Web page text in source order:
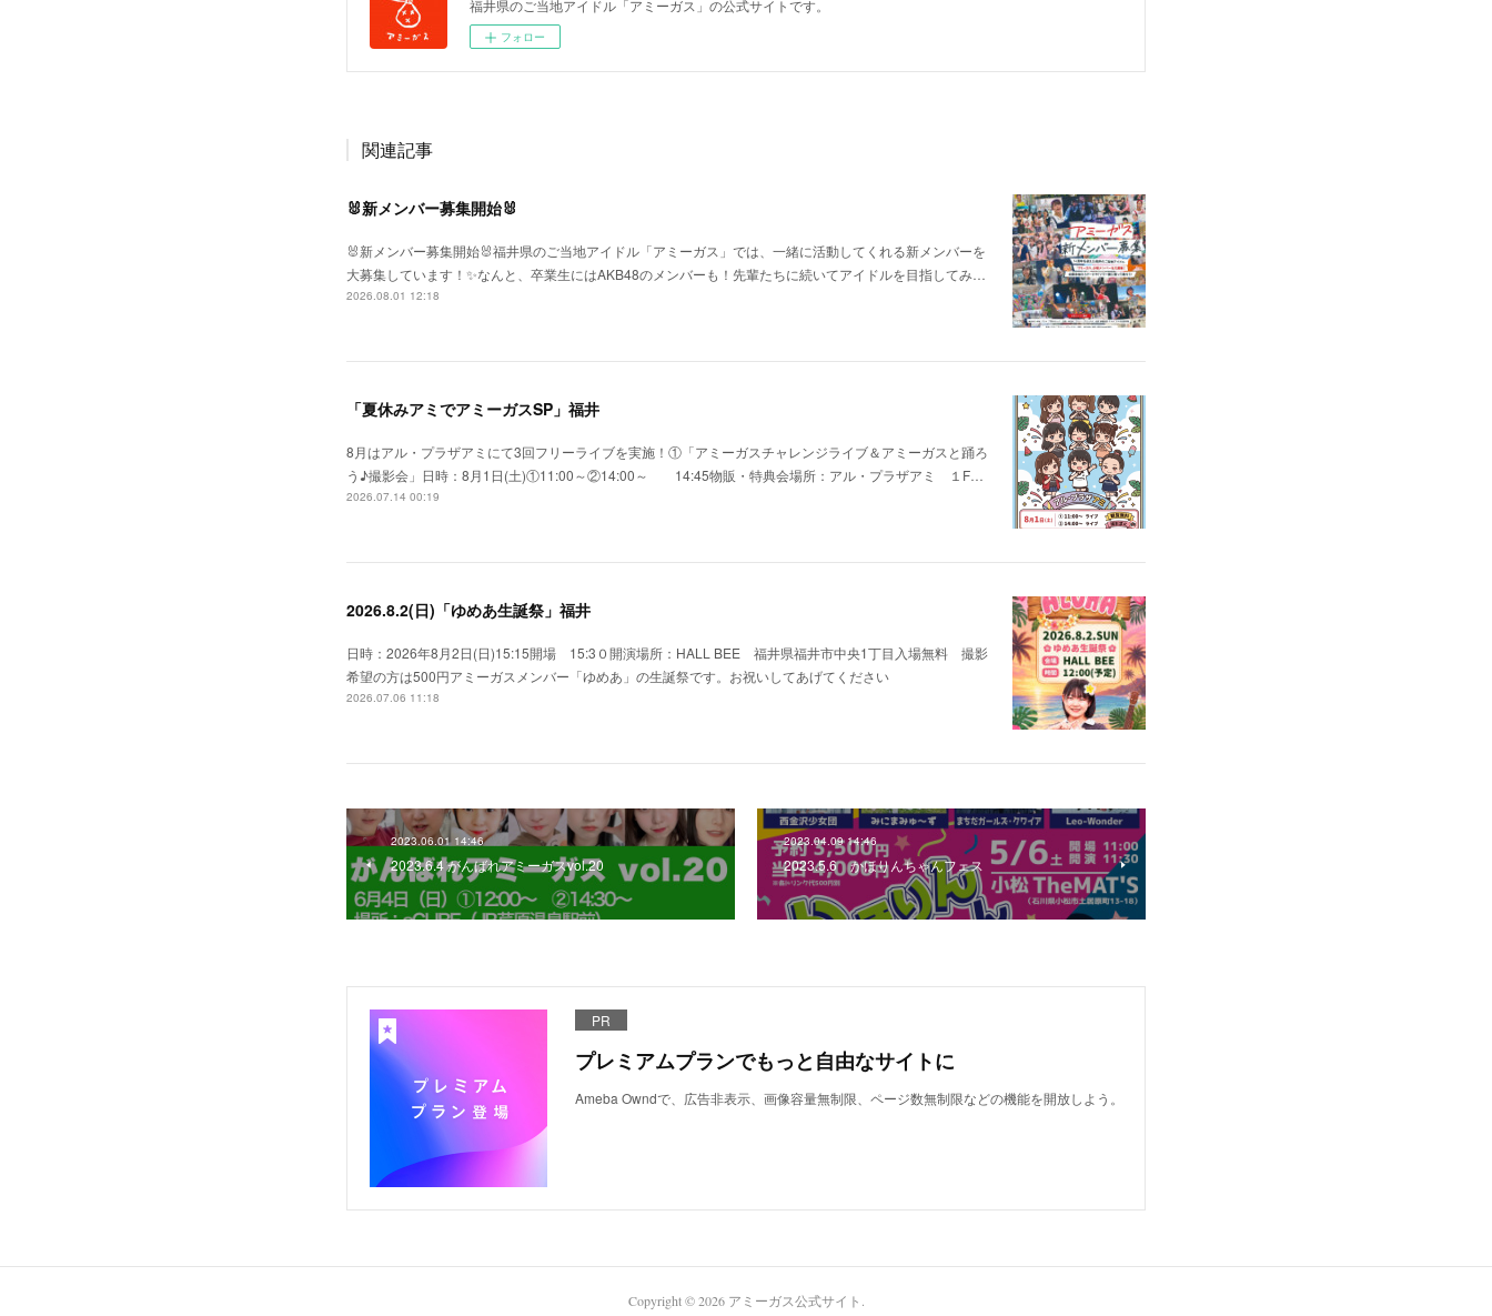
福井県のご当地アイドル「アミーガス」の公式サイトです。
フォロー
関連記事
🐰新メンバー募集開始🐰
🐰新メンバー募集開始🐰福井県のご当地アイドル「アミーガス」では、一緒に活動してくれる新メンバーを
大募集しています！✨なんと、卒業生にはAKB48のメンバーも！先輩たちに続いてアイドルを目指してみ…
2026.08.01 12:18
「夏休みアミでアミーガスSP」福井
8月はアル・プラザアミにて3回フリーライブを実施！①「アミーガスチャレンジライブ＆アミーガスと踊ろ
う♪撮影会」日時：8月1日(土)①11:00～②14:00～ 14:45物販・特典会場所：アル・プラザアミ １F…
2026.07.14 00:19
2026.8.2(日)「ゆめあ生誕祭」福井
日時：2026年8月2日(日)15:15開場 15:3０開演場所：HALL BEE 福井県福井市中央1丁目入場無料 撮影
希望の方は500円アミーガスメンバー「ゆめあ」の生誕祭です。お祝いしてあげてください
2026.07.06 11:18
2023.06.01 14:46
2023.6.4 がんばれアミーガスvol.20
2023.04.09 14:46
2023.5.6 かほりんちゃんフェス
PR
プレミアムプランでもっと自由なサイトに
Ameba Owndで、広告非表示、画像容量無制限、ページ数無制限などの機能を開放しよう。
Copyright ©2026 アミーガス公式サイト .